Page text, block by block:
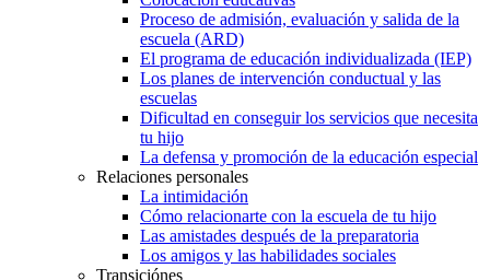
Proceso de admisión, evaluación y salida de la
escuela (ARD)
El programa de educación individualizada (IEP)
Los planes de intervención conductual y las
escuelas
Dificultad en conseguir los servicios que necesita
tu hijo
La defensa y promoción de la educación especial
Relaciones personales
La intimidación
Cómo relacionarte con la escuela de tu hijo
Las amistades después de la preparatoria
Los amigos y las habilidades sociales
Transiciónes